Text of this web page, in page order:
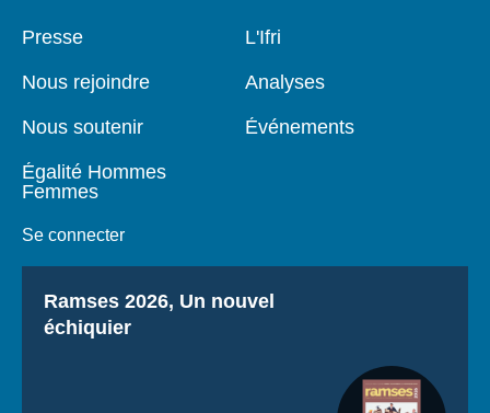
Pied
Presse
Nous rejoindre
Nous soutenir
Égalité Hommes
Femmes
Se connecter
Navigation
L'Ifri
Analyses
Événements
Titre
Ramses 2026, Un nouvel
échiquier